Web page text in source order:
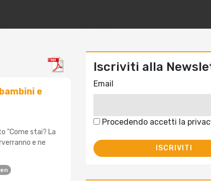
e
"Come stai? La
e ne
Iscriviti alla
Email
Procedendo accetti la